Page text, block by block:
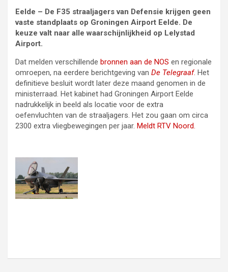
Eelde – De F35 straaljagers van Defensie krijgen geen
vaste standplaats op Groningen Airport Eelde. De
keuze valt naar alle waarschijnlijkheid op Lelystad
Airport.
Dat melden verschillende bronnen aan de NOS en regionale
omroepen, na eerdere berichtgeving van De Telegraaf. Het
definitieve besluit wordt later deze maand genomen in de
ministerraad. Het kabinet had Groningen Airport Eelde
nadrukkelijk in beeld als locatie voor de extra
oefenvluchten van de straaljagers. Het zou gaan om circa
2300 extra vliegbewegingen per jaar. Meldt RTV Noord.